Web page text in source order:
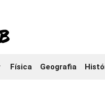
Física Geografia